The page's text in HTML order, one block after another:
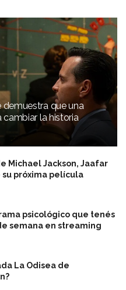
demuestra que una
la historia
Michael Jackson, Jaafar
su próxima película
psicológico que tenés
semana en streaming
La Odisea de